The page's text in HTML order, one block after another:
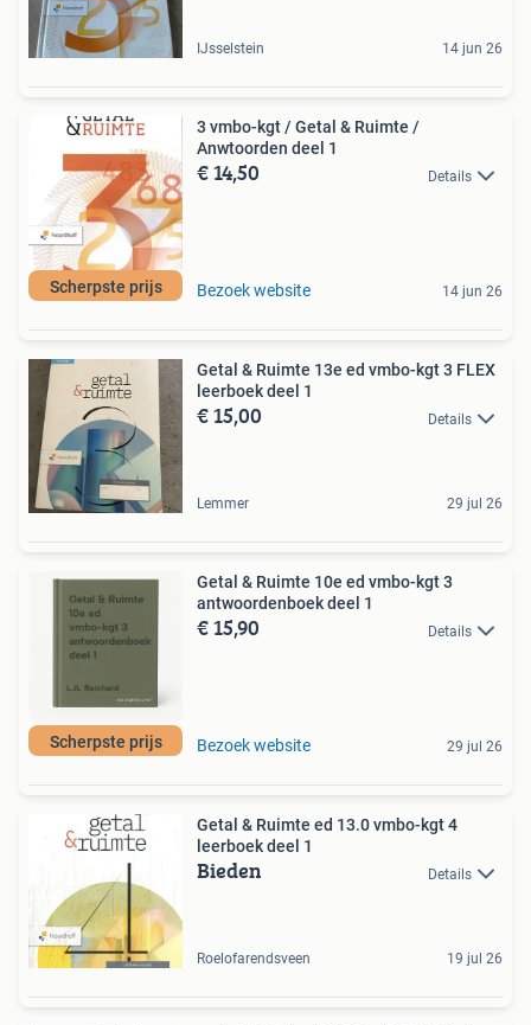
IJsselstein 14 jun 26
Scherpste prijs
3 vmbo-kgt / Getal & Ruimte /
Anwtoorden deel 1
€ 14,50 Details
Bezoek website 14 jun 26
Getal & Ruimte 13e ed vmbo-kgt 3 FLEX
leerboek deel 1
€ 15,00 Details
Lemmer 29 jul 26
Scherpste prijs
Getal & Ruimte 10e ed vmbo-kgt 3
antwoordenboek deel 1
€ 15,90 Details
Bezoek website 29 jul 26
Getal & Ruimte ed 13.0 vmbo-kgt 4
leerboek deel 1
Bieden Details
Roelofarendsveen 19 jul 26